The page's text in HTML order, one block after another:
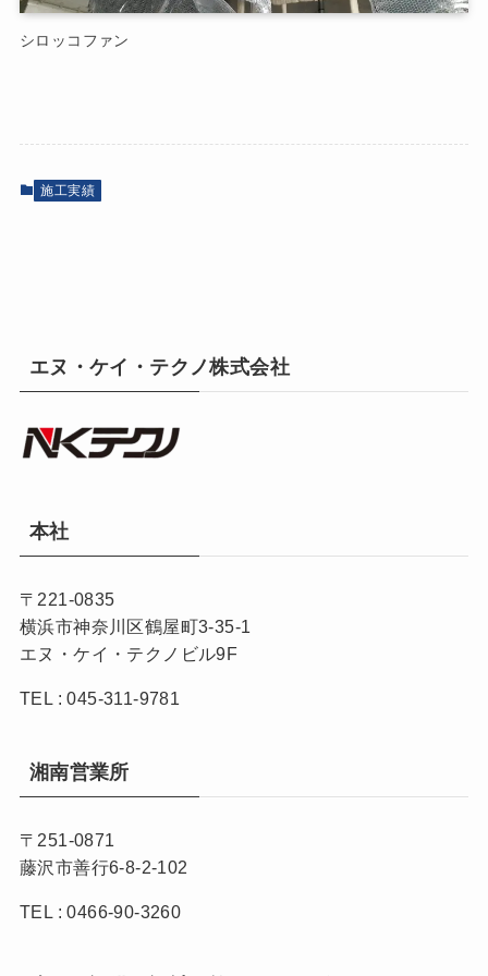
シロッコファン
施工実績
エヌ・ケイ・テクノ株式会社
本社
〒221-0835
横浜市神奈川区鶴屋町3-35-1
エヌ・ケイ・テクノビル9F
TEL : 045-311-9781
湘南営業所
〒251-0871
藤沢市善行6-8-2-102
TEL : 0466-90-3260